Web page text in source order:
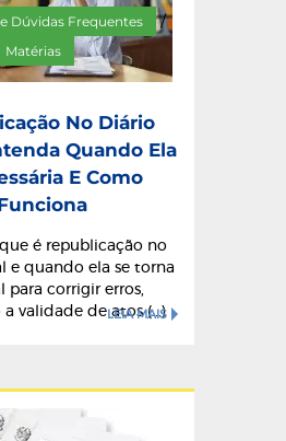
Dúvidas Frequentes /
Matérias
No Diário
Quando Ela
E Como
é republicação no
e quando ela se torna
para corrigir erros,
validade de atos (...)
LEIA MAIS